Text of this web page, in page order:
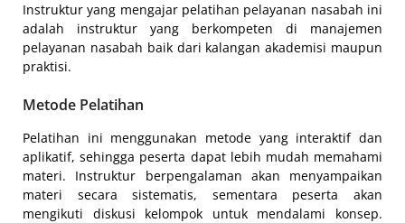
Instruktur yang mengajar pelatihan pelayanan nasabah ini
adalah instruktur yang berkompeten di manajemen
pelayanan nasabah baik dari kalangan akademisi maupun
praktisi.
Metode Pelatihan
Pelatihan ini menggunakan metode yang interaktif dan
aplikatif, sehingga peserta dapat lebih mudah memahami
materi. Instruktur berpengalaman akan menyampaikan
materi secara sistematis, sementara peserta akan
mengikuti diskusi kelompok untuk mendalami konsep.